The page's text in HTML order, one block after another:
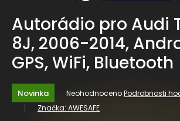
Autorádio pro Audi
8J, 2006-2014,
GPS, WiFi, Bluetooth
Novinka
Průměrné
hodnocení
produktu
NeohodnocenoPodrobnosti
Značka: AWESAFE